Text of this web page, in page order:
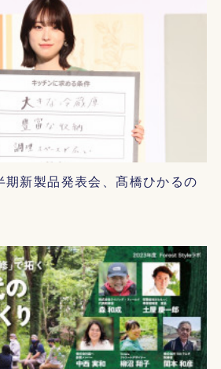
新製品発表会、髙橋ひかるの